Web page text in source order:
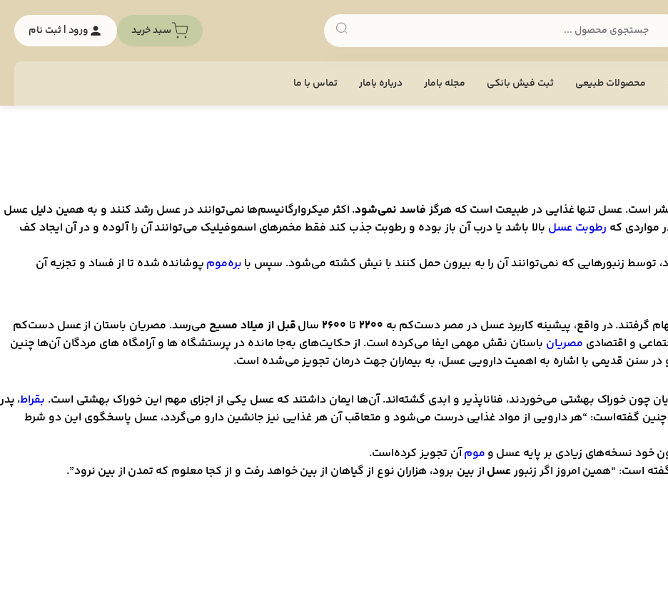
سبد خرید ورود | ثبت نام
محصولات طبیعی ثبت فیش بانکی مجله بامار درباره بامار تماس با ما
است. عسل تنها غذایی در طبیعت است که هرگزفاسد نمی‌شود. اکثر میکروارگانیسم‌ها نمی‌توانند در عسل رشد کنند و به همین دلیل عسل
مواردی که رطوبت عسل بالا باشد یا درب آن باز بوده و رطوبت جذب کند فقط مخمرهای اسموفیلیک می‌توانند آن را آلوده و در آن ایجاد کف
توسط زنبورهایی که نمی‌توانند آن را به بیرون حمل کنند با نیش کشته می‌شود. سپس با بره‌موم پوشانده شده تا از فساد و تجزیه آن
گرفتند. در واقع، پیشینه کاربرد عسل در مصر دست‌کم به ۲۲۰۰ تا ۲۶۰۰سالقبل از میلاد مسیح می‌رسد. مصریان باستان از عسل دست‌کم
و اقتصادی مصریان باستان نقش مهمی ایفا می‌کرده‌ است. از حکایت‌های به‌جا مانده در پرستشگاه ‌ها و آرامگاه های مردگان آن‌ها چنین
و در سنن قدیمی با اشاره به اهمیت دارویی عسل، به بیماران جهت درمان تجویز می‌شده است.
چون خوراک بهشتی می‌خوردند، فناناپذیر و ابدی گشته‌اند. آن‌ها ایمان داشتند که عسل یکی از اجزای مهم این خوراک بهشتی است. بقراط، پدر
چنین گفته‌است: “هر دارویی از مواد غذایی درست می‌شود و متعاقب آن هر غذایی نیز جانشین دارو می‌گردد، عسل پاسخگوی این دو شرط
مومآن تجویز کرده‌است.
است: “همین امروز اگر زنبورعسل از بین برود، هزاران نوع از گیاهان از بین خواهد رفت و از کجا معلوم که تمدن از بین نرود”.